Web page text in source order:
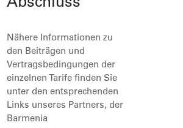
Nähere Informationen zu
den Beiträgen und
Vertragsbedingungen der
einzelnen Tarife finden Sie
unter den entsprechenden
Links unseres Partners, der
Barmenia